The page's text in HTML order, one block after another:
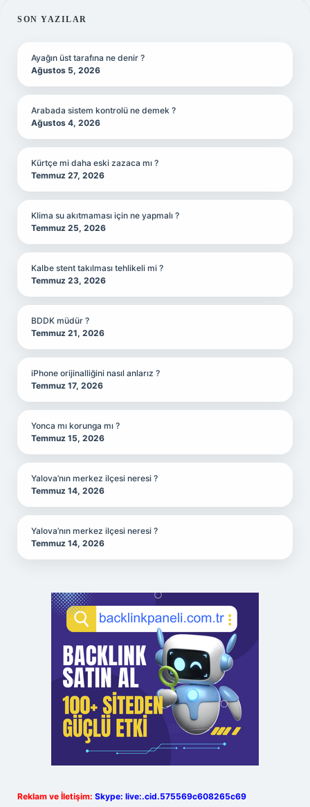
SIDEBAR
SON YAZILAR
Ayağın üst tarafına ne denir ?
Ağustos 5, 2026
Arabada sistem kontrolü ne demek ?
Ağustos 4, 2026
Kürtçe mi daha eski zazaca mı ?
Temmuz 27, 2026
Klima su akıtmaması için ne yapmalı ?
Temmuz 25, 2026
Kalbe stent takılması tehlikeli mi ?
Temmuz 23, 2026
BDDK müdür ?
Temmuz 21, 2026
iPhone orijinalliğini nasıl anlarız ?
Temmuz 17, 2026
Yonca mı korunga mı ?
Temmuz 15, 2026
Yalova’nın merkez ilçesi neresi ?
Temmuz 14, 2026
Yalova’nın merkez ilçesi neresi ?
Temmuz 14, 2026
Reklam ve İletişim: Skype: live:.cid.575569c608265c69